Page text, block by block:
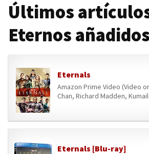
Últimos
Eternos añadidos
Eternals
Amazon Prime Video (Video
Chan, Richard Madden,
Eternals [Blu-ray]